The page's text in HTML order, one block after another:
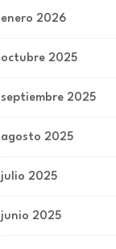
enero 2026
octubre 2025
septiembre 2025
agosto 2025
julio 2025
junio 2025